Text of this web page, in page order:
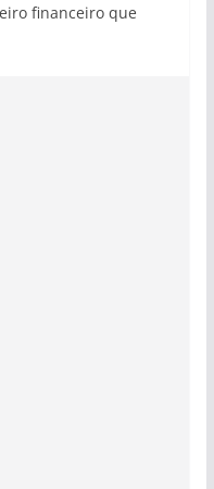
financeiro que